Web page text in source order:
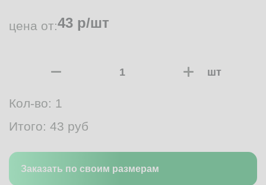
цена от:43 р/шт
шт
Кол-во: 1
Итого: 43 руб
Заказать по своим размерам